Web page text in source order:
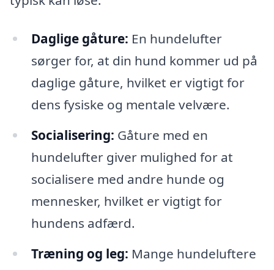
Daglige gåture: En hundelufter
sørger for, at din hund kommer ud på
daglige gåture, hvilket er vigtigt for
dens fysiske og mentale velvære.
Socialisering: Gåture med en
hundelufter giver mulighed for at
socialisere med andre hunde og
mennesker, hvilket er vigtigt for
hundens adfærd.
Træning og leg: Mange hundeluftere